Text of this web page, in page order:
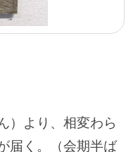
）より、相変わら
届く。（会期半ば